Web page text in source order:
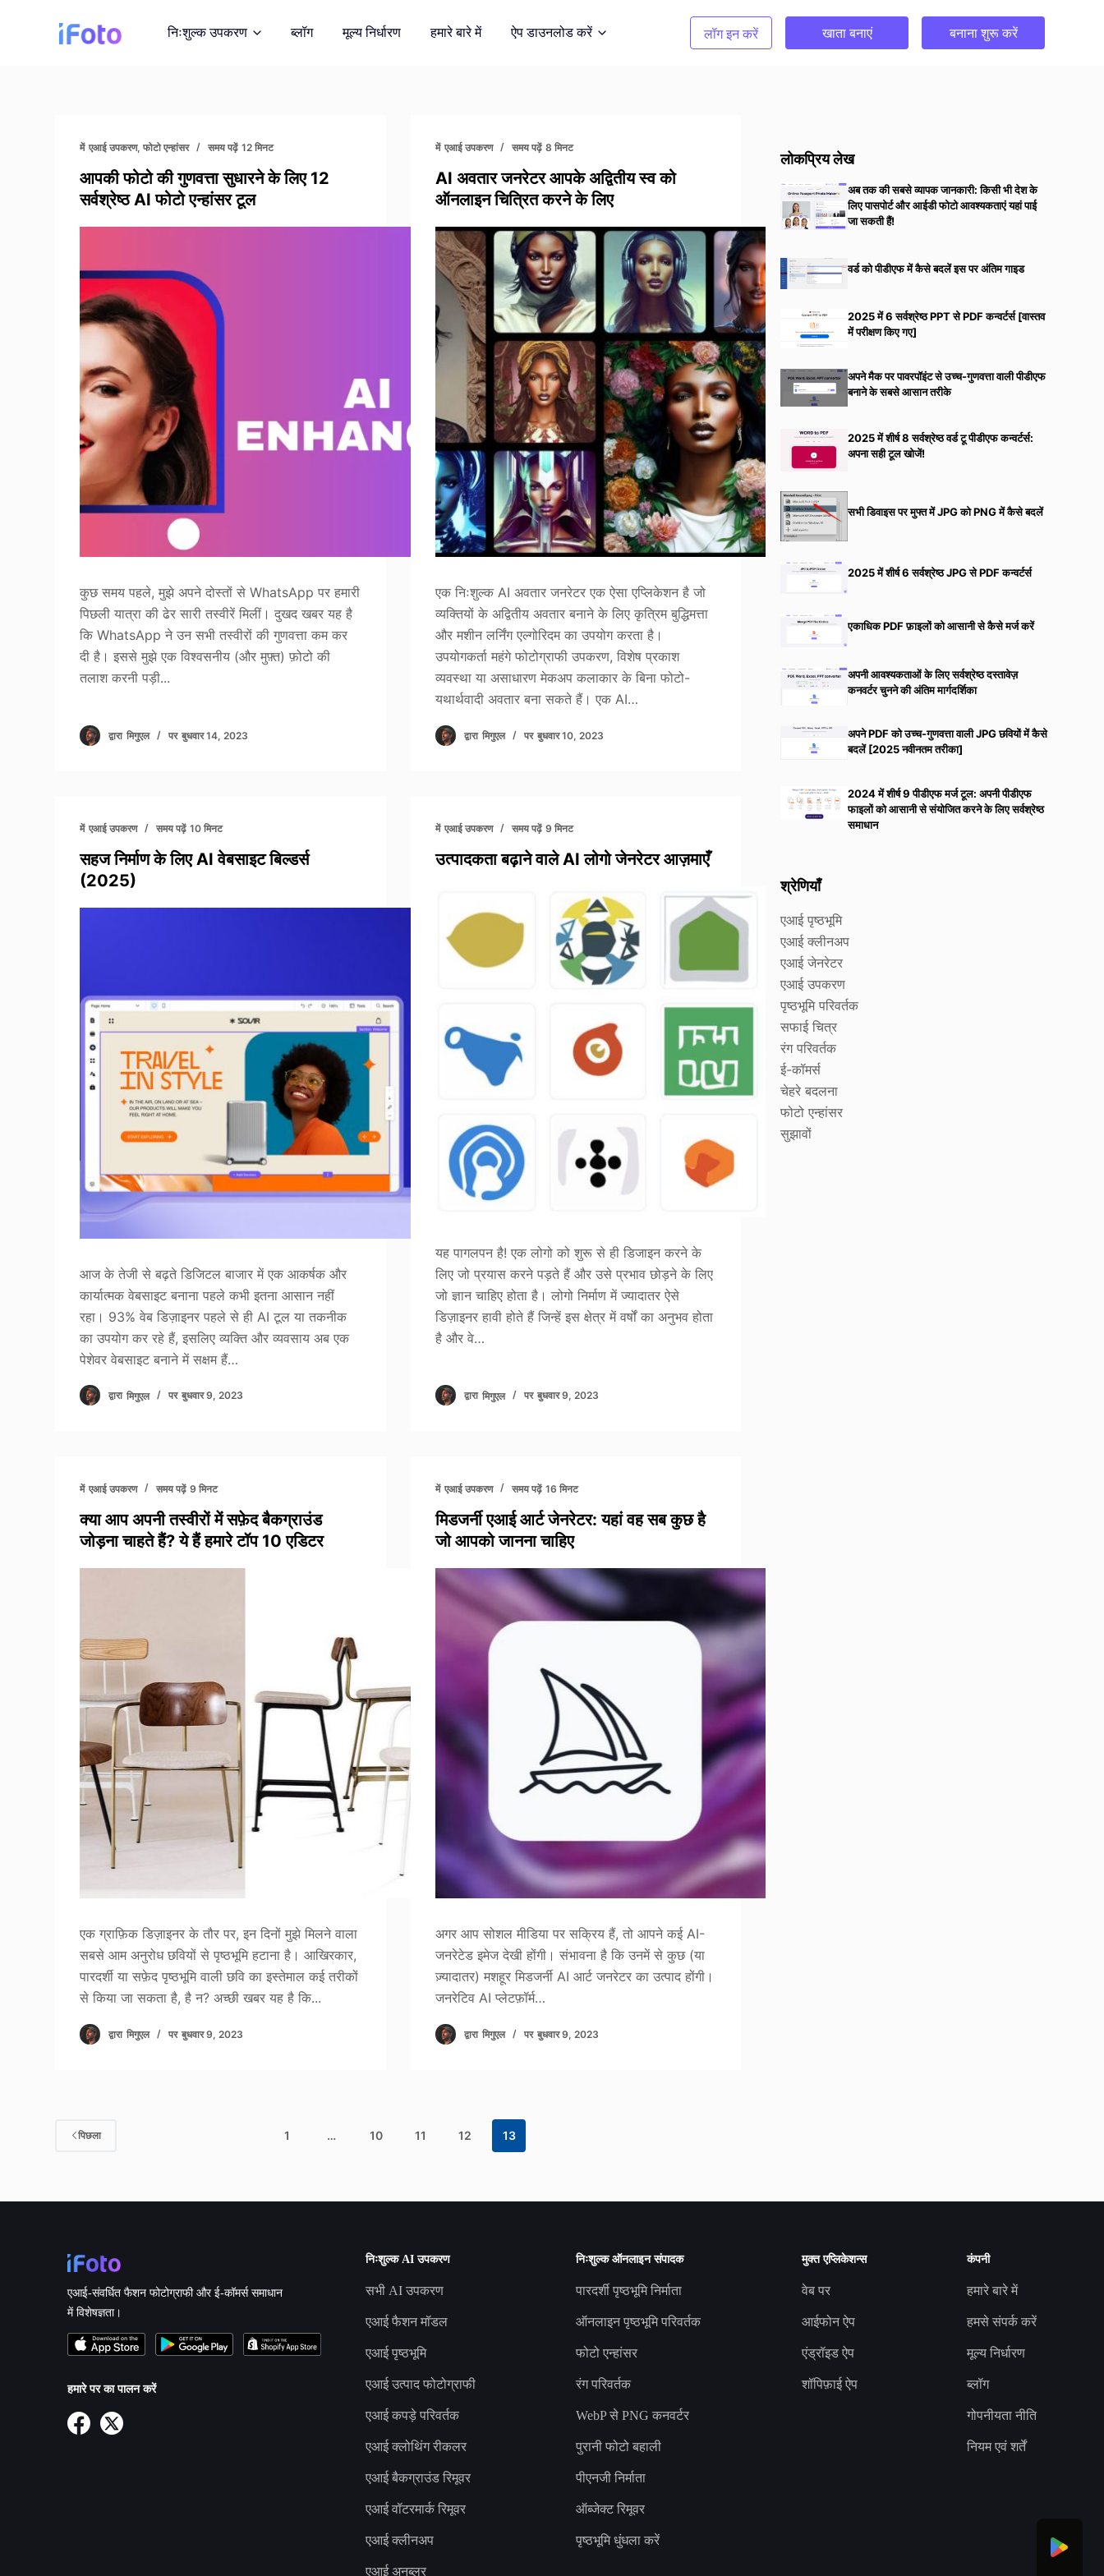
निःशुल्क उपकरण
पृष्ठभूमि परिवर्तक कपड़ों का रंग बदलना
1 क्लिक में रंग बदलें
बैकग्राउंड रिमूवर
पारदर्शी, या किसी भी रंग की पृष्ठभूमि
ब्लॉग मूल्य निर्धारण हमारे बारे में ऐप डाउनलोड करें लॉग इन करें खाता बनाएं बनाना शुरू करें
में एआई उपकरण,फोटो एन्हांसर समय पढ़ें 12 मिनट
आपकी फोटो की गुणवत्ता सुधारने के लिए 12
सर्वश्रेष्ठ AI फोटो एन्हांसर टूल
कुछ समय पहले, मुझे अपने दोस्तों से WhatsApp पर हमारी
पिछली यात्रा की ढेर सारी तस्वीरें मिलीं। दुखद खबर यह है
कि WhatsApp ने उन सभी तस्वीरों की गुणवत्ता कम कर
दी है। इससे मुझे एक विश्वसनीय (और मुफ़्त) फ़ोटो की
तलाश करनी पड़ी...
द्वारा मिगुएल पर बुधवार 14, 2023
में एआई उपकरण समय पढ़ें 8 मिनट
AI अवतार जनरेटर आपके अद्वितीय स्व को
ऑनलाइन चित्रित करने के लिए
एक निःशुल्क AI अवतार जनरेटर एक ऐसा एप्लिकेशन है जो
व्यक्तियों के अद्वितीय अवतार बनाने के लिए कृत्रिम बुद्धिमत्ता
और मशीन लर्निंग एल्गोरिदम का उपयोग करता है।
उपयोगकर्ता महंगे फोटोग्राफी उपकरण, विशेष प्रकाश
व्यवस्था या असाधारण मेकअप कलाकार के बिना फोटो-
यथार्थवादी अवतार बना सकते हैं। एक AI…
द्वारा मिगुएल पर बुधवार 10, 2023
में एआई उपकरण समय पढ़ें 10 मिनट
सहज निर्माण के लिए AI वेबसाइट बिल्डर्स
(2025)
आज के तेजी से बढ़ते डिजिटल बाजार में एक आकर्षक और
कार्यात्मक वेबसाइट बनाना पहले कभी इतना आसान नहीं
रहा। 93% वेब डिज़ाइनर पहले से ही AI टूल या तकनीक
का उपयोग कर रहे हैं, इसलिए व्यक्ति और व्यवसाय अब एक
पेशेवर वेबसाइट बनाने में सक्षम हैं…
द्वारा मिगुएल पर बुधवार 9, 2023
में एआई उपकरण समय पढ़ें 9 मिनट
उत्पादकता बढ़ाने वाले AI लोगो जेनरेटर आज़माएँ
यह पागलपन है! एक लोगो को शुरू से ही डिजाइन करने के
लिए जो प्रयास करने पड़ते हैं और उसे प्रभाव छोड़ने के लिए
जो ज्ञान चाहिए होता है। लोगो निर्माण में ज्यादातर ऐसे
डिज़ाइनर हावी होते हैं जिन्हें इस क्षेत्र में वर्षों का अनुभव होता
है और वे…
द्वारा मिगुएल पर बुधवार 9, 2023
में एआई उपकरण समय पढ़ें 9 मिनट
क्या आप अपनी तस्वीरों में सफ़ेद बैकग्राउंड
जोड़ना चाहते हैं? ये हैं हमारे टॉप 10 एडिटर
एक ग्राफ़िक डिज़ाइनर के तौर पर, इन दिनों मुझे मिलने वाला
सबसे आम अनुरोध छवियों से पृष्ठभूमि हटाना है। आखिरकार,
पारदर्शी या सफ़ेद पृष्ठभूमि वाली छवि का इस्तेमाल कई तरीकों
से किया जा सकता है, है न? अच्छी खबर यह है कि...
द्वारा मिगुएल पर बुधवार 9, 2023
में एआई उपकरण समय पढ़ें 16 मिनट
मिडजर्नी एआई आर्ट जेनरेटर: यहां वह सब कुछ है
जो आपको जानना चाहिए
अगर आप सोशल मीडिया पर सक्रिय हैं, तो आपने कई AI-
जनरेटेड इमेज देखी होंगी। संभावना है कि उनमें से कुछ (या
ज़्यादातर) मशहूर मिडजर्नी AI आर्ट जनरेटर का उत्पाद होंगी।
जनरेटिव AI प्लेटफ़ॉर्म…
द्वारा मिगुएल पर बुधवार 9, 2023
पिछला 1 … 10 11 12 13
लोकप्रिय लेख
अब तक की सबसे व्यापक जानकारी: किसी भी देश के
लिए पासपोर्ट और आईडी फोटो आवश्यकताएं यहां पाई
जा सकती हैं!
वर्ड को पीडीएफ में कैसे बदलें इस पर अंतिम गाइड
2025 में 6 सर्वश्रेष्ठ PPT से PDF कन्वर्टर्स [वास्तव
में परीक्षण किए गए]
अपने मैक पर पावरपॉइंट से उच्च-गुणवत्ता वाली पीडीएफ
बनाने के सबसे आसान तरीके
2025 में शीर्ष 8 सर्वश्रेष्ठ वर्ड टू पीडीएफ कन्वर्टर्स:
अपना सही टूल खोजें!
सभी डिवाइस पर मुफ्त में JPG को PNG में कैसे बदलें
2025 में शीर्ष 6 सर्वश्रेष्ठ JPG से PDF कन्वर्टर्स
एकाधिक PDF फ़ाइलों को आसानी से कैसे मर्ज करें
अपनी आवश्यकताओं के लिए सर्वश्रेष्ठ दस्तावेज़
कनवर्टर चुनने की अंतिम मार्गदर्शिका
अपने PDF को उच्च-गुणवत्ता वाली JPG छवियों में कैसे
बदलें [2025 नवीनतम तरीका]
2024 में शीर्ष 9 पीडीएफ मर्ज टूल: अपनी पीडीएफ
फाइलों को आसानी से संयोजित करने के लिए सर्वश्रेष्ठ
समाधान
श्रेणियाँ
एआई पृष्ठभूमि
एआई क्लीनअप
एआई जेनरेटर
एआई उपकरण
पृष्ठभूमि परिवर्तक
सफाई चित्र
रंग परिवर्तक
ई-कॉमर्स
चेहरे बदलना
फोटो एन्हांसर
सुझावों
एआई-संवर्धित फैशन फोटोग्राफी और ई-कॉमर्स समाधान
में विशेषज्ञता।
हमारे पर का पालन करें
निःशुल्क AI उपकरण
सभी AI उपकरण
एआई फैशन मॉडल
एआई पृष्ठभूमि
एआई उत्पाद फोटोग्राफी
एआई कपड़े परिवर्तक
एआई क्लोथिंग रीकलर
एआई बैकग्राउंड रिमूवर
एआई वॉटरमार्क रिमूवर
एआई क्लीनअप
एआई अनब्लर
निःशुल्क ऑनलाइन संपादक
पारदर्शी पृष्ठभूमि निर्माता
ऑनलाइन पृष्ठभूमि परिवर्तक
फोटो एन्हांसर
रंग परिवर्तक
WebP से PNG कनवर्टर
पुरानी फोटो बहाली
पीएनजी निर्माता
ऑब्जेक्ट रिमूवर
पृष्ठभूमि धुंधला करें
मुक्त एप्लिकेशन्स
वेब पर
आईफोन ऐप
एंड्रॉइड ऐप
शॉपिफ़ाई ऐप
कंपनी
हमारे बारे में
हमसे संपर्क करें
मूल्य निर्धारण
ब्लॉग
गोपनीयता नीति
नियम एवं शर्तें